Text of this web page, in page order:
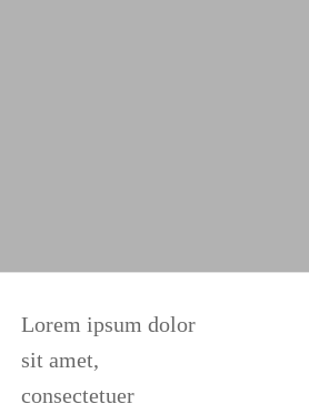
Lorem ipsum dolor
sit amet,
consectetuer